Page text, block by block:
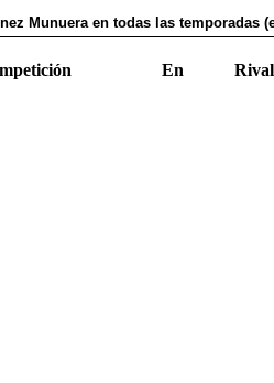
Munuera en todas las temporadas
En Rival